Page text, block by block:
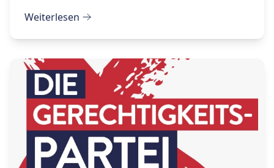
Weiterlesen